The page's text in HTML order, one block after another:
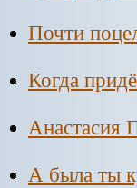
Почти
Когда
Анастасия
А была ты